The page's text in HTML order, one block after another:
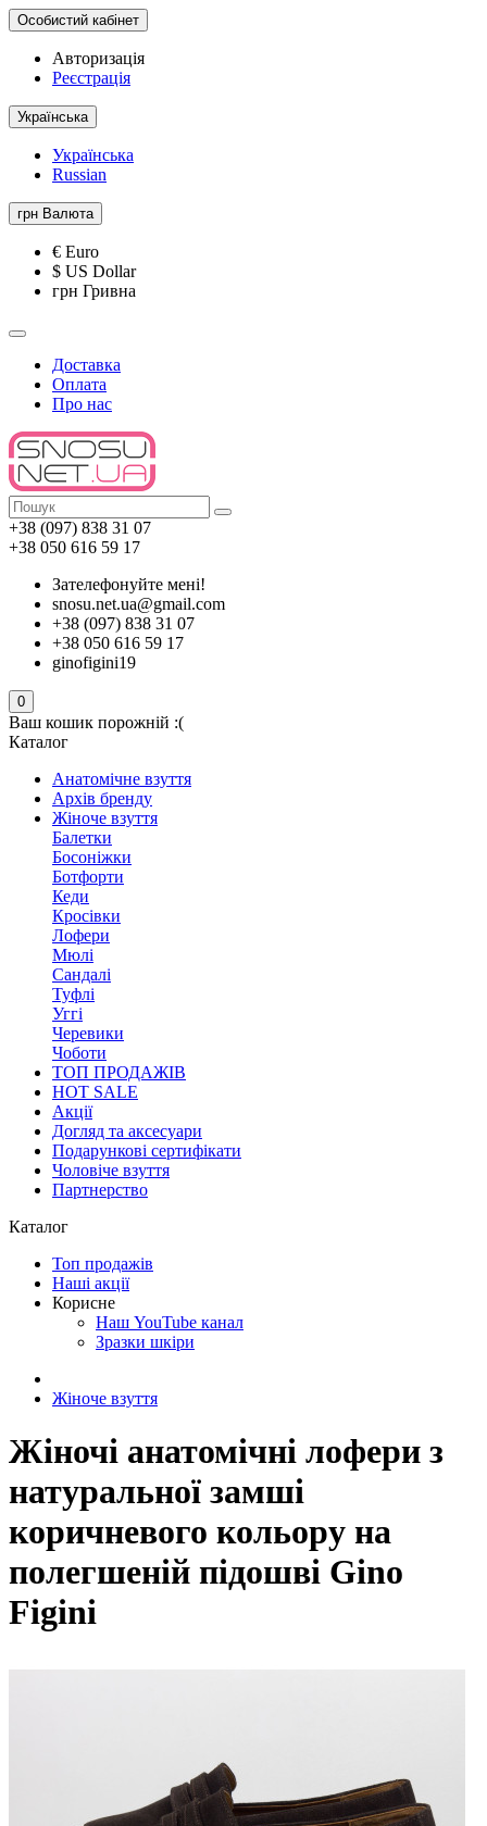
Особистий кабінет
Авторизація
Реєстрація
Українська
Українська
Russian
грн Валюта
€ Euro
$ US Dollar
грн Гривна
Доставка
Оплата
Про нас
+38 (097) 838 31 07
+38 050 616 59 17
Зателефонуйте мені!
snosu.net.ua@gmail.com
+38 (097) 838 31 07
+38 050 616 59 17
ginofigini19
0
Ваш кошик порожній :(
Каталог
Анатомічне взуття
Архів бренду
Жіноче взуття
Балетки
Босоніжки
Ботфорти
Кеди
Кросівки
Лофери
Мюлі
Сандалі
Туфлі
Уггі
Черевики
Чоботи
ТОП ПРОДАЖІВ
HOT SALE
Акції
Догляд та аксесуари
Подарункові сертифікати
Чоловіче взуття
Партнерство
Каталог
Топ продажів
Наші акції
Корисне
Наш YouTube канал
Зразки шкіри
Жіноче взуття
Жіночі анатомічні лофери з
натуральної замші
коричневого кольору на
полегшеній підошві Gino
Figini